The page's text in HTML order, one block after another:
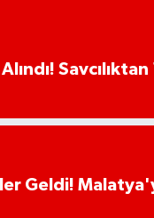
Geldi!